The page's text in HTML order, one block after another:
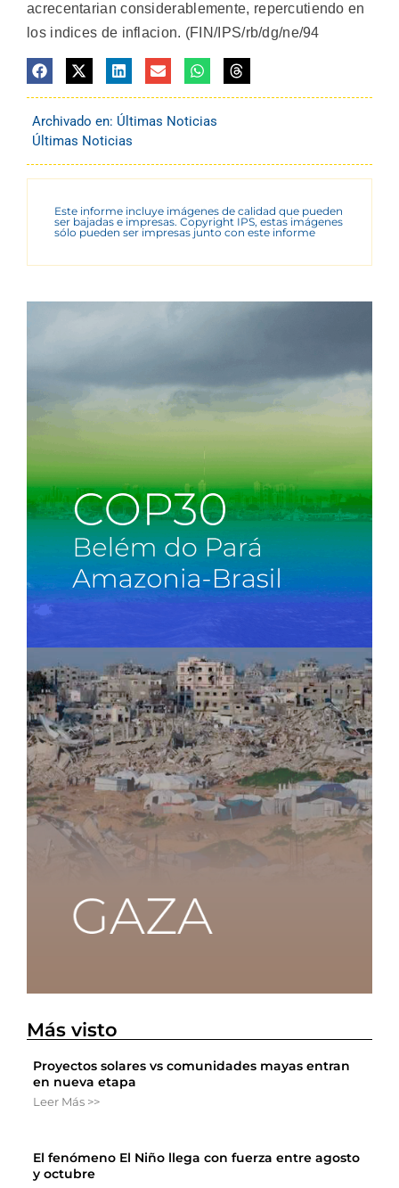
acrecentarian considerablemente, repercutiendo en
los indices de inflacion. (FIN/IPS/rb/dg/ne/94
Archivado en: Últimas Noticias
Últimas Noticias
Este informe incluye imágenes de calidad que pueden
ser bajadas e impresas. Copyright IPS, estas imágenes
sólo pueden ser impresas junto con este informe
Más visto
Proyectos solares vs comunidades mayas entran
en nueva etapa
Leer Más >>
El fenómeno El Niño llega con fuerza entre agosto
y octubre